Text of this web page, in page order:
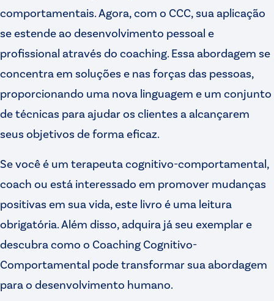
comportamentais. Agora, com o CCC, sua aplicação
se estende ao desenvolvimento pessoal e
profissional através do coaching. Essa abordagem se
concentra em soluções e nas forças das pessoas,
proporcionando uma nova linguagem e um conjunto
de técnicas para ajudar os clientes a alcançarem
seus objetivos de forma eficaz.
Se você é um terapeuta cognitivo-comportamental,
coach ou está interessado em promover mudanças
positivas em sua vida, este livro é uma leitura
obrigatória. Além disso, adquira já seu exemplar e
descubra como o Coaching Cognitivo-
Comportamental pode transformar sua abordagem
para o desenvolvimento humano.